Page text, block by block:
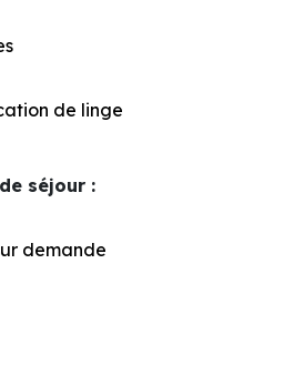
de linge
séjour :
demande